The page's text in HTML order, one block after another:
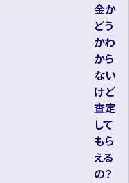
金か
どう
かわ
から
ない
けど
査定
して
もら
える
の？